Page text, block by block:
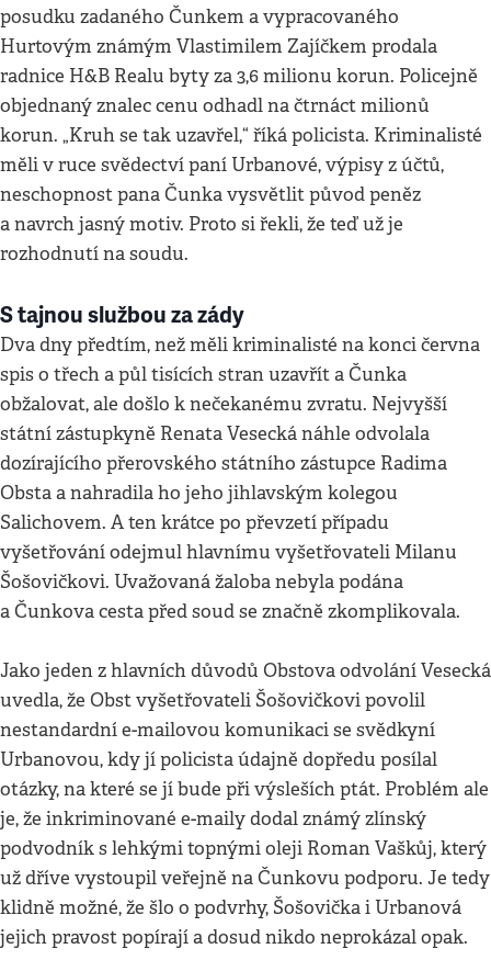
posudku zadaného Čunkem a vypracovaného
Hurtovým známým Vlastimilem Zajíčkem prodala
radnice H&B Realu byty za 3,6 milionu korun. Policejně
objednaný znalec cenu odhadl na čtrnáct milionů
korun. „Kruh se tak uzavřel,“ říká policista. Kriminalisté
měli v ruce svědectví paní Urbanové, výpisy z účtů,
neschopnost pana Čunka vysvětlit původ peněz
a navrch jasný motiv. Proto si řekli, že teď už je
rozhodnutí na soudu.
S tajnou službou za zády
Dva dny předtím, než měli kriminalisté na konci června
spis o třech a půl tisících stran uzavřít a Čunka
obžalovat, ale došlo k nečekanému zvratu. Nejvyšší
státní zástupkyně Renata Vesecká náhle odvolala
dozírajícího přerovského státního zástupce Radima
Obsta a nahradila ho jeho jihlavským kolegou
Salichovem. A ten krátce po převzetí případu
vyšetřování odejmul hlavnímu vyšetřovateli Milanu
Šošovičkovi. Uvažovaná žaloba nebyla podána
a Čunkova cesta před soud se značně zkomplikovala.
Jako jeden z hlavních důvodů Obstova odvolání Vesecká
uvedla, že Obst vyšetřovateli Šošovičkovi povolil
nestandardní e-mailovou komunikaci se svědkyní
Urbanovou, kdy jí policista údajně dopředu posílal
otázky, na které se jí bude při výsleších ptát. Problém ale
je, že inkriminované e-maily dodal známý zlínský
podvodník s lehkými topnými oleji Roman Vaškůj, který
už dříve vystoupil veřejně na Čunkovu podporu. Je tedy
klidně možné, že šlo o podvrhy, Šošovička i Urbanová
jejich pravost popírají a dosud nikdo neprokázal opak.